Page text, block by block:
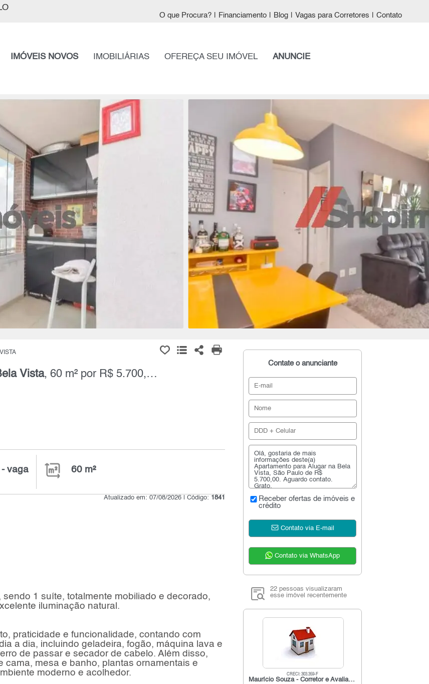
O que Procura? Financiamento Blog Vagas para Corretores Contato
IMÓVEIS NOVOS IMOBILIÁRIAS OFEREÇA SEU IMÓVEL ANUNCIE
Vista, 60 m² por R$ 5.700,00
- vaga 60 m²
Atualizado em: 07/08/2026 | Código: 1841
1 suíte, totalmente mobiliado e decorado,
iluminação natural.
praticidade e funcionalidade, contando com
a dia, incluindo geladeira, fogão, máquina lava e
de passar e secador de cabelo. Além disso,
mesa e banho, plantas ornamentais e
moderno e acolhedor.
Contate o anunciante
Receber ofertas de imóveis e
crédito
Contato via E-mail
Contato via WhatsApp
22 pessoas visualizaram
esse imóvel recentemente
CRECI: 303.359-F
Maurício Souza - Corretor e Avaliador de Imóveis | Associado a Shopimóveis